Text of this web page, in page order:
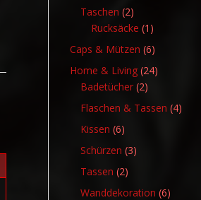
Taschen 22
Produkte
Rucksäcke 1 1
Produkt
Caps & Mützen 66
Produkte
Home & Living 2424
Badetücher 22
Produkte
Flaschen & Tassen 44
Kissen 66
Produkte
Schürzen 33
Tassen 22
Produkte
Wanddekoration 66